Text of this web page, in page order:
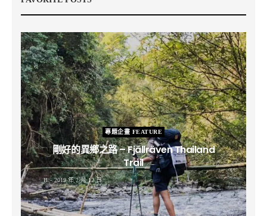
專題企畫 FEATURE
剛好的異鄉之路 – Fjällräven Thailand
Trail
B 2019 年 2 月 12 日